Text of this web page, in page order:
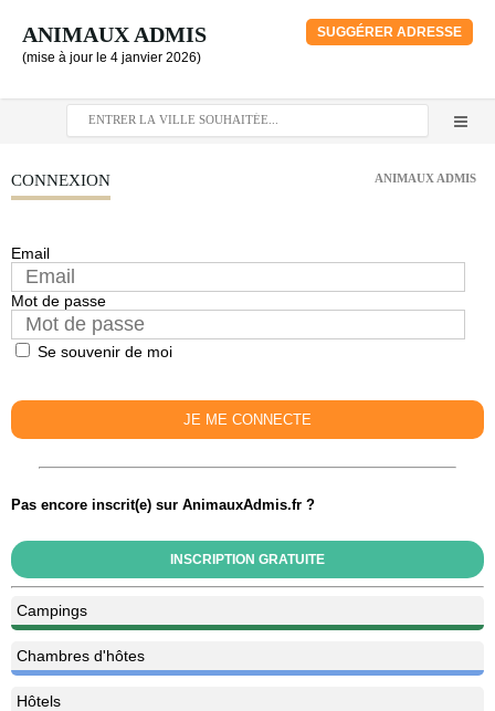
ANIMAUX ADMIS
(mise à jour le 4 janvier 2026)
SUGGÉRER ADRESSE
CONNEXION ANIMAUX ADMIS
Email
Mot de passe
Se souvenir de moi
Pas encore inscrit(e) sur AnimauxAdmis.fr ?
INSCRIPTION GRATUITE
Campings
Chambres d'hôtes
Hôtels